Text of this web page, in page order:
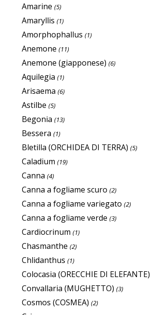
Amarine (5)
Amaryllis (1)
Amorphophallus (1)
Anemone (11)
Anemone (giapponese) (6)
Aquilegia (1)
Arisaema (6)
Astilbe (5)
Begonia (13)
Bessera (1)
Bletilla (ORCHIDEA DI TERRA) (5)
Caladium (19)
Canna (4)
Canna a fogliame scuro (2)
Canna a fogliame variegato (2)
Canna a fogliame verde (3)
Cardiocrinum (1)
Chasmanthe (2)
Chlidanthus (1)
Colocasia (ORECCHIE DI ELEFANTE)
Convallaria (MUGHETTO) (3)
Cosmos (COSMEA) (2)